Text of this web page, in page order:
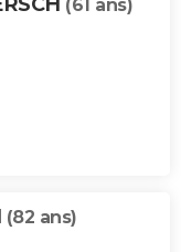
(61 ans)
(82 ans)